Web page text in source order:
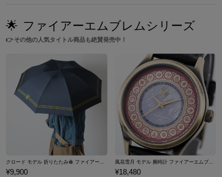
🌟 ファイアーエムブレムシリーズ
👉その他の人気タイトル商品も絶賛発売中！
クロード モデル 折りたたみ傘 ファイアーエムブレム 風花雪月
¥9,900
風花雪月 モデル 腕時計 ファイアーエムブレム
¥18,480